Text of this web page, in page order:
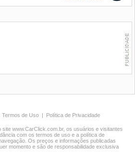
Termos de Uso | Política de Privacidade
www.CarClick.com.br, os usuários e visitantes
com os termos de uso e a política de
Os preços e informações publicadas
momento e são de responsabilidade exclusiva